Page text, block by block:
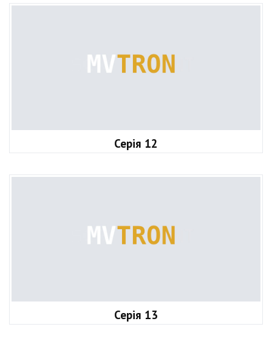
Серія 12
Серія 13